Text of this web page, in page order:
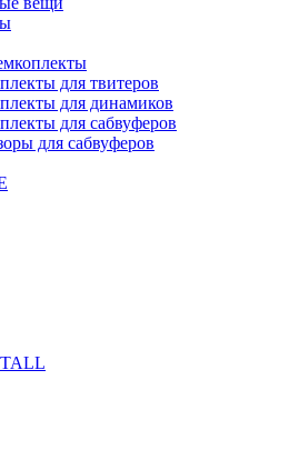
для твитеров
для динамиков
для сабвуферов
для сабвуферов